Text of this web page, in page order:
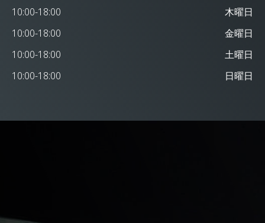
10:00-18:00
木曜日
10:00-18:00
金曜日
10:00-18:00
土曜日
10:00-18:00
日曜日